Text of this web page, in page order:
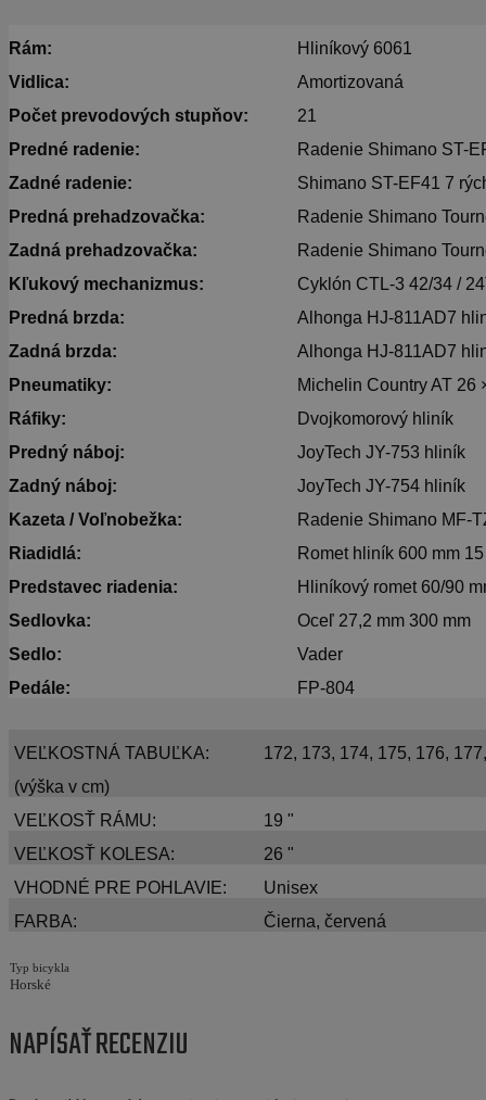
Rám:
Hliníkový 6061
Vidlica:
Amortizovaná
Počet prevodových stupňov:
21
Predné radenie:
Radenie Shimano ST-
Zadné radenie:
Shimano ST-EF41 7
Predná prehadzovačka:
Radenie Shimano
Zadná prehadzovačka:
Radenie Shimano
Kľukový mechanizmus:
Cyklón CTL-3 42/34 /
Predná brzda:
Alhonga HJ-811AD7
Zadná brzda:
Alhonga HJ-811AD7
Pneumatiky:
Michelin Country AT 26
Ráfiky:
Dvojkomorový hliník
Predný náboj:
JoyTech JY-753 hliník
Zadný náboj:
JoyTech JY-754 hliník
Kazeta / Voľnobežka:
Radenie Shimano MF-
Riadidlá:
Romet hliník 600 mm
Predstavec riadenia:
Hliníkový romet 60/90
Sedlovka:
Oceľ 27,2 mm 300 mm
Sedlo:
Vader
Pedále:
FP-804
VEĽKOSTNÁ TABUĽKA:
(výška v cm)
172, 173, 174, 175, 176,
VEĽKOSŤ RÁMU:
19 "
VEĽKOSŤ KOLESA:
26 "
VHODNÉ PRE POHLAVIE:
Unisex
FARBA:
Čierna, červená
Typ bicykla
Horské
NAPÍSAŤ RECENZIU